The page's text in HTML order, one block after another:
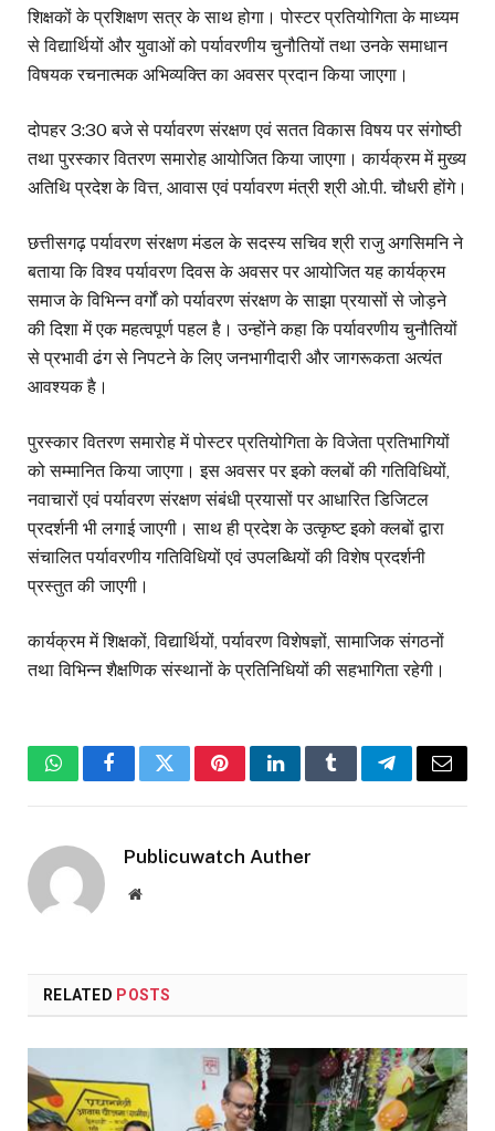
शिक्षकों के प्रशिक्षण सत्र के साथ होगा। पोस्टर प्रतियोगिता के माध्यम
से विद्यार्थियों और युवाओं को पर्यावरणीय चुनौतियों तथा उनके समाधान
विषयक रचनात्मक अभिव्यक्ति का अवसर प्रदान किया जाएगा।
दोपहर 3:30 बजे से पर्यावरण संरक्षण एवं सतत विकास विषय पर संगोष्ठी
तथा पुरस्कार वितरण समारोह आयोजित किया जाएगा। कार्यक्रम में मुख्य
अतिथि प्रदेश के वित्त, आवास एवं पर्यावरण मंत्री श्री ओ.पी. चौधरी होंगे।
छत्तीसगढ़ पर्यावरण संरक्षण मंडल के सदस्य सचिव श्री राजु अगसिमनि ने
बताया कि विश्व पर्यावरण दिवस के अवसर पर आयोजित यह कार्यक्रम
समाज के विभिन्न वर्गों को पर्यावरण संरक्षण के साझा प्रयासों से जोड़ने
की दिशा में एक महत्वपूर्ण पहल है। उन्होंने कहा कि पर्यावरणीय चुनौतियों
से प्रभावी ढंग से निपटने के लिए जनभागीदारी और जागरूकता अत्यंत
आवश्यक है।
पुरस्कार वितरण समारोह में पोस्टर प्रतियोगिता के विजेता प्रतिभागियों
को सम्मानित किया जाएगा। इस अवसर पर इको क्लबों की गतिविधियों,
नवाचारों एवं पर्यावरण संरक्षण संबंधी प्रयासों पर आधारित डिजिटल
प्रदर्शनी भी लगाई जाएगी। साथ ही प्रदेश के उत्कृष्ट इको क्लबों द्वारा
संचालित पर्यावरणीय गतिविधियों एवं उपलब्धियों की विशेष प्रदर्शनी
प्रस्तुत की जाएगी।
कार्यक्रम में शिक्षकों, विद्यार्थियों, पर्यावरण विशेषज्ञों, सामाजिक संगठनों
तथा विभिन्न शैक्षणिक संस्थानों के प्रतिनिधियों की सहभागिता रहेगी।
WhatsAppFacebookTwitterPinterestLinkedInTumblrTelegramEmail
Publicuwatch Auther
Website
RELATED POSTS